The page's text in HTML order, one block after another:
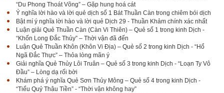
“Du Phong Thoát Võng” – Gặp hung hoá cát
Ý nghĩa lời hào và lời quẻ dịch số 1 Bát Thuần Càn trong chiêm bói dịch
Bật mí ý nghĩa lời hào và lời quẻ Dịch 29 - Thuần Khảm chính xác nhất
Luận giải Quẻ Thuần Càn (Càn Vi Thiên) – Quẻ số 1 trong kinh Dịch -
“Khốn Long Đắc Thủy” – Thời vận đã đến
Luận Quẻ Thuần Khôn (Khôn Vi Địa) – Quẻ số 2 trong kinh Dịch - “Hổ
Ngã Đắc Thực” – Thỏa lòng mãn ý
Giải nghĩa Quẻ Thủy Lôi Truân – Quẻ số 3 trong kinh Dịch - “Loạn Ty Vô
Đầu” – Lòng dạ rối bời
Khám phá ý nghĩa Quẻ Sơn Thủy Mông – Quẻ số 4 trong kinh Dịch -
“Tiểu Quỷ Thâu Tiền” - “Thời vận không hay”